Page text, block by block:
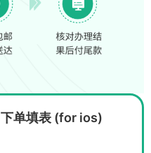
下单填表 (for ios)